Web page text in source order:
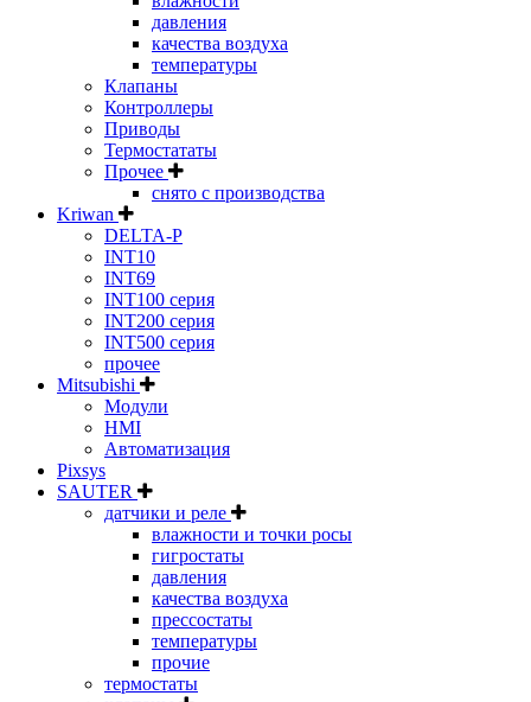
давления
качества воздуха
температуры
Клапаны
Контроллеры
Приводы
Термостататы
Прочее
снято с производства
Kriwan
DELTA-P
INT10
INT69
INT100 серия
INT200 серия
INT500 серия
прочее
Mitsubishi
Модули
HMI
Автоматизация
Pixsys
SAUTER
датчики и реле
влажности и точки росы
гигростаты
давления
качества воздуха
прессостаты
температуры
прочие
термостаты